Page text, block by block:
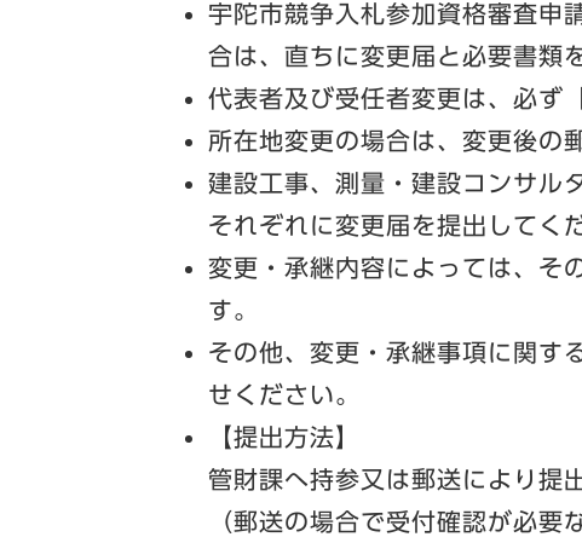
宇陀市競争入札参加資格審査申
合は、直ちに変更届と必要書類
代表者及び受任者変更は、必ず
所在地変更の場合は、変更後の
建設工事、測量・建設コンサル
それぞれに変更届を提出してく
変更・承継内容によっては、そ
す。
その他、変更・承継事項に関す
せください。
【提出方法】
管財課へ持参又は郵送により提
（郵送の場合で受付確認が必